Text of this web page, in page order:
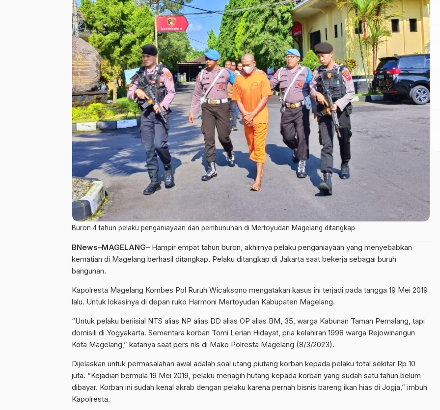
Buron 4 tahun pelaku penganiayaan dan pembunuhan di Mertoyudan Magelang ditangkap
BNews–MAGELANG– Hampir empat tahun buron, akhirnya pelaku penganiayaan yang menyebabkan
kematian di Magelang berhasil ditangkap. Pelaku ditangkap di Jakarta saat bekerja sebagai buruh
bangunan.
Kapolresta Magelang Kombes Pol Ruruh Wicaksono mengatakan kasus ini terjadi pada tangga 19 Mei 2019
lalu. Untuk lokasinya di depan ruko Harmoni Mertoyudan Kabupaten Magelang.
“Untuk pelaku beriisial NTS alias NP alias DD alias OP alias BM, 35, warga Kabunan Taman Pemalang, tapi
domisili di Yogyakarta. Sementara korban Tomi Lerian Hidayat, pria kelahiran 1998 warga Rejowinangun
Kota Magelang,” katanya saat pers rils di Mako Polresta Magelang (8/3/2023).
Dijelaskan untuk permasalahan awal adalah soal utang piutang korban kepada pelaku total sekitar Rp 10
juta. “Kejadian bermula 19 Mei 2019, pelaku menagih hutang kepada korban yang sudah satu tahun belum
dibayar. Korban ini sudah kenal akrab dengan pelaku karena pernah bisnis bareng ikan hias di Jogja,” imbuh
Kapolresta.